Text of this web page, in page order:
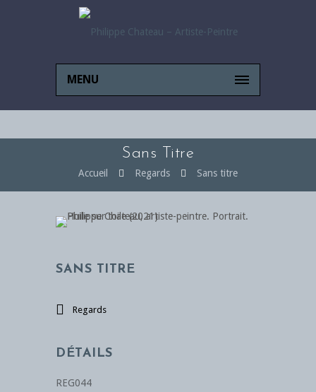
MENU
Sans Titre
Accueil Regards Sans titre
SANS TITRE
Regards
DÉTAILS
REG044